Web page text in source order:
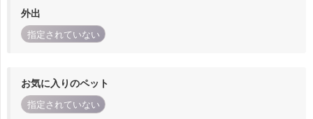
外出
指定されていない
お気に入りのペット
指定されていない